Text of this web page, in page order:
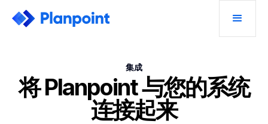
集成
将 Planpoint 与您的系统
连接起来